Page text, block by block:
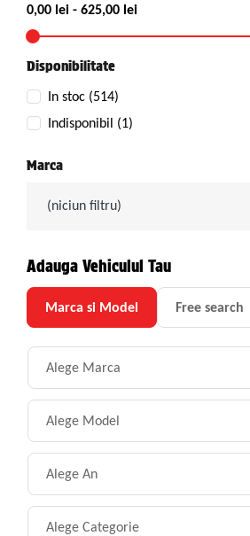
0,00 lei - 625,00 lei
Disponibilitate
In stoc (514)
Indisponibil (1)
Marca
(niciun filtru)
Adauga Vehiculul Tau
Marca si Model Free search
Alege Marca
Alege Model
Alege An
Alege Categorie